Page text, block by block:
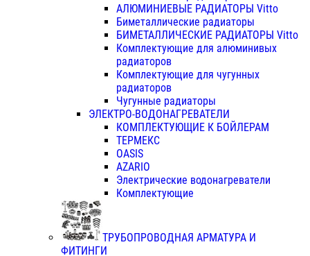
АЛЮМИНИЕВЫЕ РАДИАТОРЫ Vitto
Биметаллические радиаторы
БИМЕТАЛЛИЧЕСКИЕ РАДИАТОРЫ Vitto
Комплектующие для алюминивых
радиаторов
Комплектующие для чугунных
радиаторов
Чугунные радиаторы
ЭЛЕКТРО-ВОДОНАГРЕВАТЕЛИ
КОМПЛЕКТУЮЩИЕ К БОЙЛЕРАМ
ТЕРМЕКС
OASIS
AZARIO
Электрические водонагреватели
Комплектующие
ТРУБОПРОВОДНАЯ АРМАТУРА И
ФИТИНГИ